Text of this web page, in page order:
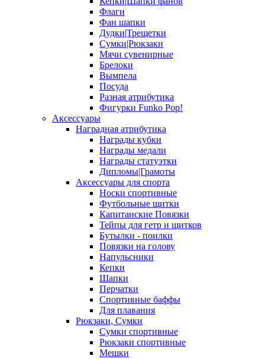
Флаги
Фан шапки
Дудки|Трещетки
Сумки|Рюкзаки
Мячи сувенирные
Брелоки
Вымпела
Посуда
Разная атрибутика
Фигурки Funko Pop!
Аксессуары
Наградная атрибутика
Награды кубки
Награды медали
Награды статуэтки
Дипломы|Грамоты
Аксессуары для спорта
Носки спортивные
Футбольные щитки
Капитанские Повязки
Тейпы для гетр и щитков
Бутылки - поилки
Повязки на голову
Напульсники
Кепки
Шапки
Перчатки
Спортивные баффы
Для плавания
Рюкзаки, Сумки
Сумки спортивные
Рюкзаки спортивные
Мешки